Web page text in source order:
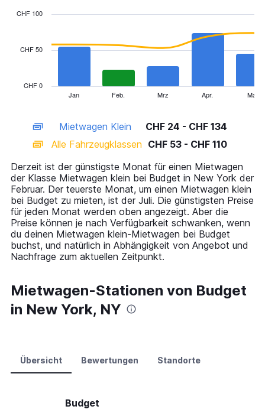
has
displaying
categories.
Range:
14
categories.
The
chart
has
1
Y
axis
displaying
values.
0
to
150.
Jan Feb. Mrz Apr. Mai
CHF 0
CHF 50
CHF 100
Mietwagen Klein
CHF 24 - CHF 134
Alle Fahrzeugklassen CHF 53 - CHF 110
Derzeit ist der günstigste Monat für einen Mietwagen
der Klasse Mietwagen klein bei Budget in New York der
Februar. Der teuerste Monat, um einen Mietwagen klein
bei Budget zu mieten, ist der Juli. Die günstigsten Preise
für jeden Monat werden oben angezeigt. Aber die
Preise können je nach Verfügbarkeit schwanken, wenn
du deinen Mietwagen klein-Mietwagen bei Budget
buchst, und natürlich in Abhängigkeit von Angebot und
Nachfrage zum aktuellen Zeitpunkt.
Mietwagen-Stationen von Budget
in New York, NY
Übersicht Bewertungen Standorte
Budget